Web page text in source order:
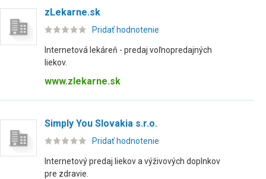
zLekarne.sk
Pridať hodnotenie
Internetová lekáreň - predaj voľnopredajných
liekov.
www.zlekarne.sk
Simply You Slovakia s.r.o.
Pridať hodnotenie
Internetový predaj liekov a výživových doplnkov
pre zdravie.